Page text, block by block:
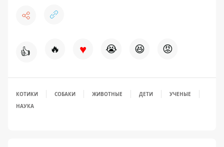
👍 🔥 ♥ 😭 😆 😡
КОТИКИ СОБАКИ ЖИВОТНЫЕ ДЕТИ
УЧЕНЫЕ
НАУКА